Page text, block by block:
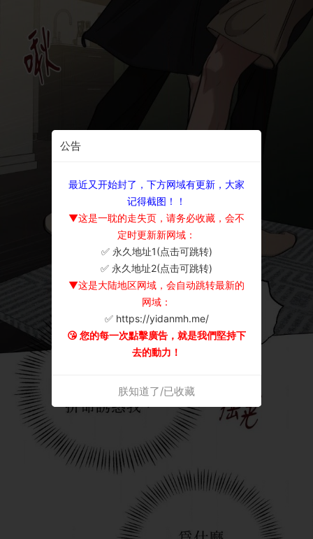
公告
最近又开始封了，下方网域有更新，大家
记得截图！！
▼这是一耽的走失页，请务必收藏，会不
定时更新新网域：
✅ 永久地址1(点击可跳转)
✅ 永久地址2(点击可跳转)
▼这是大陆地区网域，会自动跳转最新的
网域：
✅ https://yidanmh.me/
😘 您的每一次點擊廣告，就是我們堅持下
去的動力！
朕知道了/已收藏